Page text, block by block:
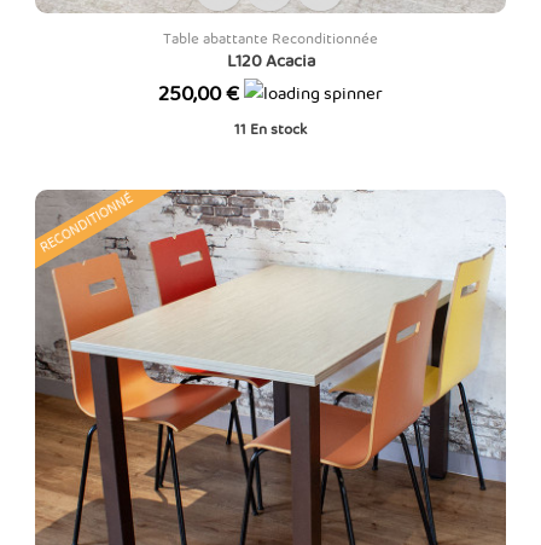
Table abattante Reconditionnée
L120 Acacia
Prix
250,00 €
11 En stock
RECONDITIONNÉ